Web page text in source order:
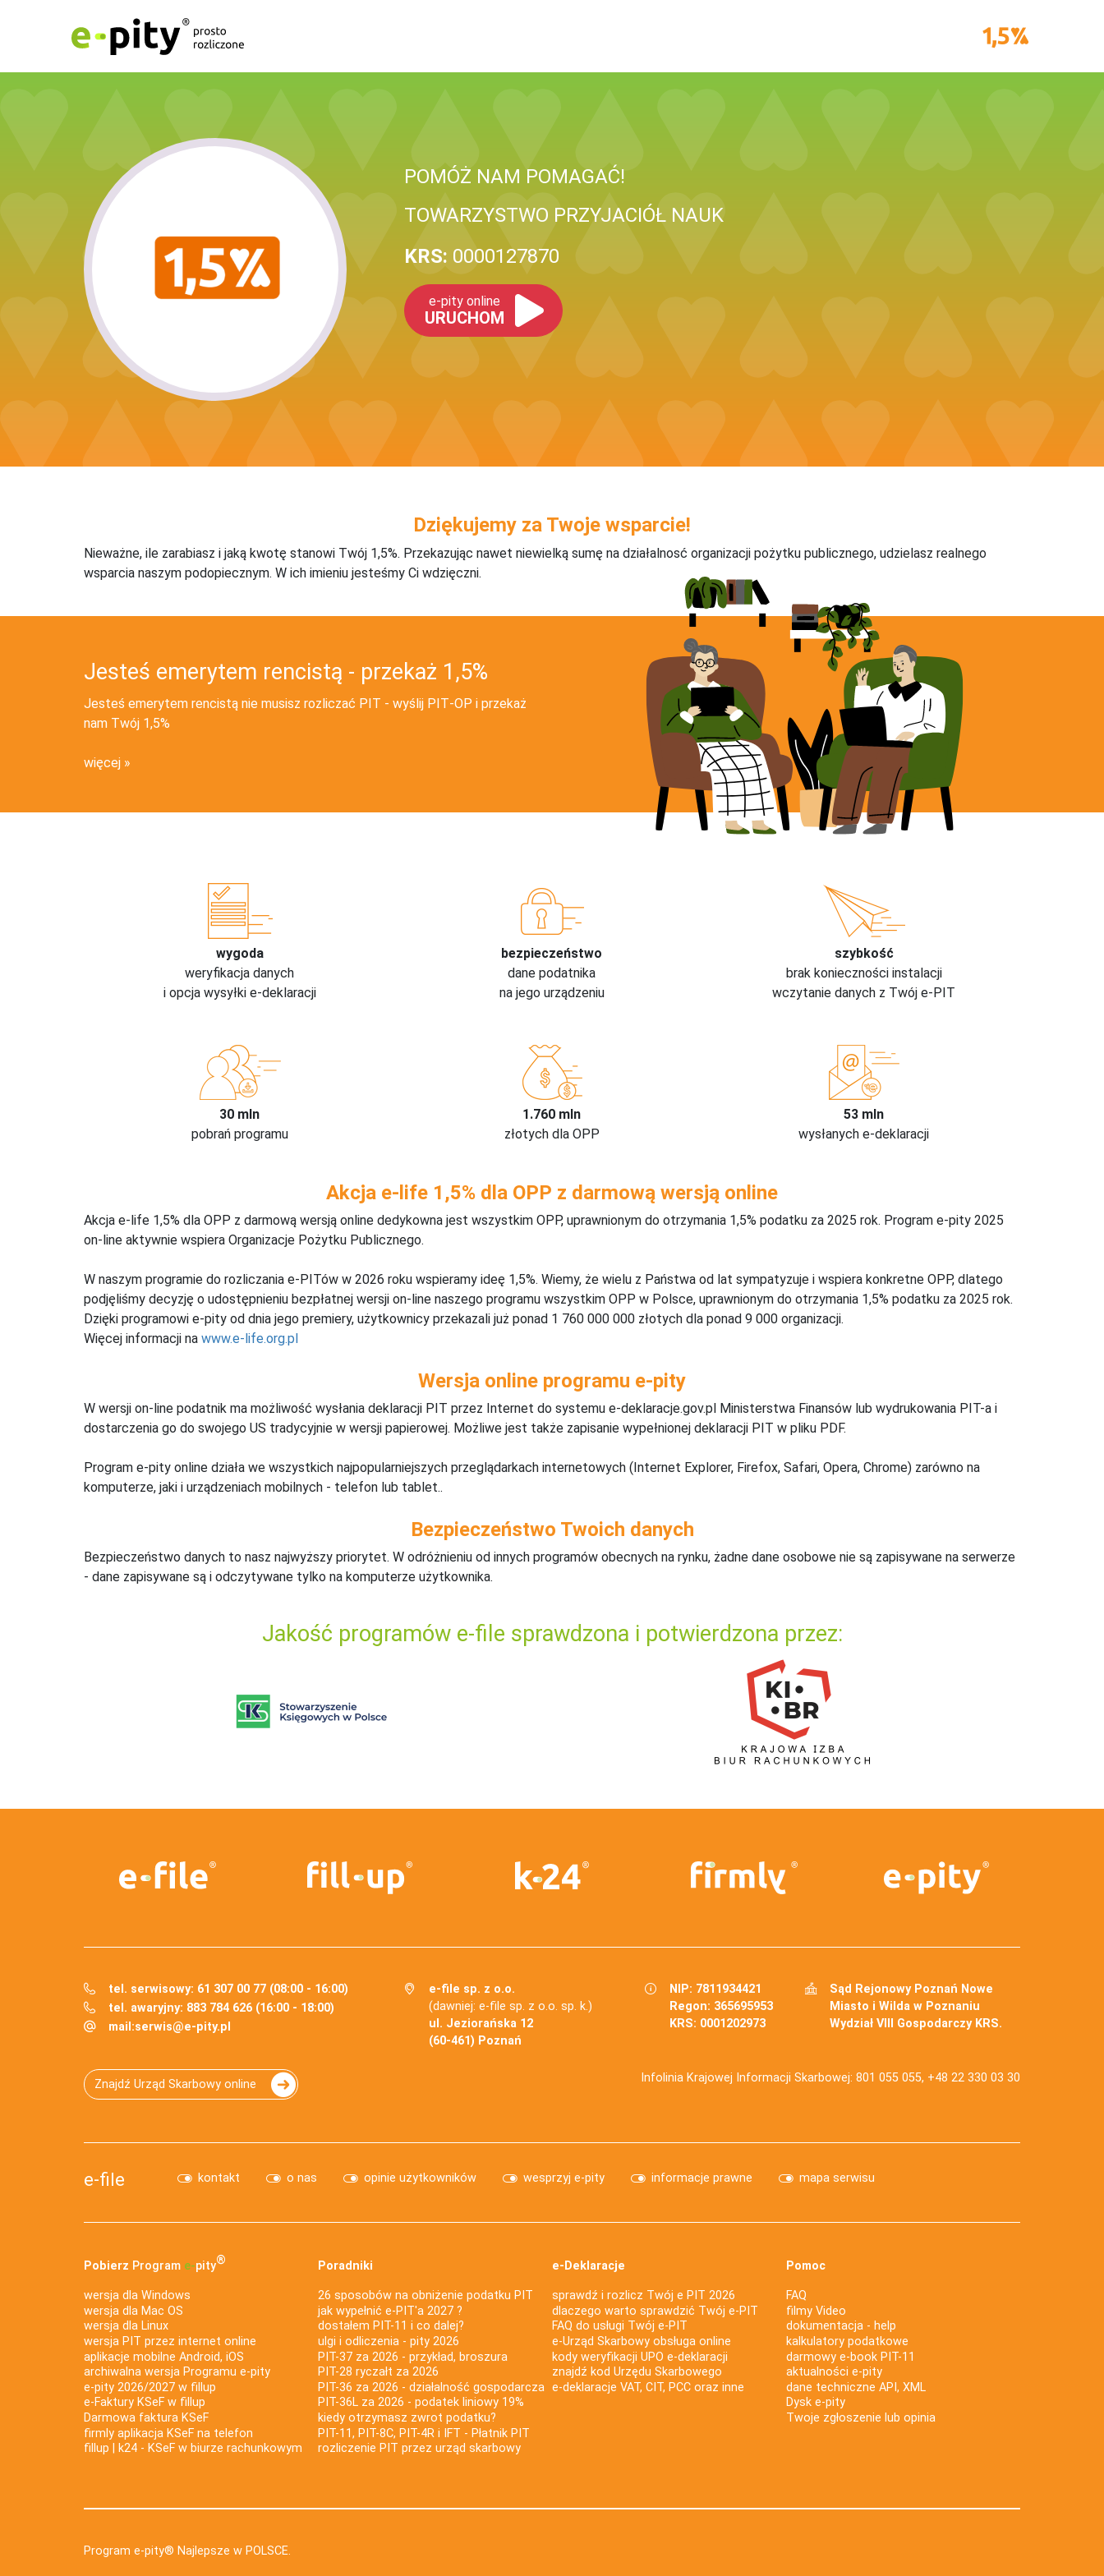
POMÓŻ NAM POMAGAĆ!
TOWARZYSTWO PRZYJACIÓŁ NAUK
KRS: 0000127870
e-pity online
URUCHOM
Dziękujemy za Twoje wsparcie!
Nieważne, ile zarabiasz i jaką kwotę stanowi Twój 1,5%. Przekazując nawet niewielką sumę na działalnosć organizacji pożytku publicznego, udzielasz realnego
wsparcia naszym podopiecznym. W ich imieniu jesteśmy Ci wdzięczni.
Jesteś emerytem rencistą - przekaż 1,5%
Jesteś emerytem rencistą nie musisz rozliczać PIT - wyślij PIT‑OP i przekaż
nam Twój 1,5%
więcej
wygoda
weryfikacja danych
i opcja wysyłki e-deklaracji
bezpieczeństwo
dane podatnika
na jego urządzeniu
szybkość
brak konieczności instalacji
wczytanie danych z Twój e-PIT
30 mln
pobrań programu
1.760 mln
złotych dla OPP
53 mln
wysłanych e-deklaracji
Akcja e-life 1,5% dla OPP z darmową wersją online
Akcja e-life 1,5% dla OPP z darmową wersją online dedykowna jest wszystkim OPP, uprawnionym do otrzymania 1,5% podatku za 2025 rok. Program e-pity 2025
on-line aktywnie wspiera Organizacje Pożytku Publicznego.
W naszym programie do rozliczania e-PITów w 2026 roku wspieramy ideę 1,5%. Wiemy, że wielu z Państwa od lat sympatyzuje i wspiera konkretne OPP, dlatego
podjęliśmy decyzję o udostępnieniu bezpłatnej wersji on-line naszego programu wszystkim OPP w Polsce, uprawnionym do otrzymania 1,5% podatku za 2025 rok.
Dzięki programowi e-pity od dnia jego premiery, użytkownicy przekazali już ponad 1 760 000 000 złotych dla ponad 9 000 organizacji.
Więcej informacji na www.e-life.org.pl
Wersja online programu e-pity
W wersji on-line podatnik ma możliwość wysłania deklaracji PIT przez Internet do systemu e-deklaracje.gov.pl Ministerstwa Finansów lub wydrukowania PIT-a i
dostarczenia go do swojego US tradycyjnie w wersji papierowej. Możliwe jest także zapisanie wypełnionej deklaracji PIT w pliku PDF.
Program e-pity online działa we wszystkich najpopularniejszych przeglądarkach internetowych (Internet Explorer, Firefox, Safari, Opera, Chrome) zarówno na
komputerze, jaki i urządzeniach mobilnych - telefon lub tablet..
Bezpieczeństwo Twoich danych
Bezpieczeństwo danych to nasz najwyższy priorytet. W odróżnieniu od innych programów obecnych na rynku, żadne dane osobowe nie są zapisywane na serwerze
- dane zapisywane są i odczytywane tylko na komputerze użytkownika.
Jakość programów e-file sprawdzona i potwierdzona przez:
tel. serwisowy: 61 307 00 77 (08:00 - 16:00)
tel. awaryjny: 883 784 626 (16:00 - 18:00)
mail:serwis@e-pity.pl
e-file sp. z o.o.
(dawniej: e-file sp. z o.o. sp. k.)
ul. Jeziorańska 12
(60-461) Poznań
NIP: 7811934421
Regon: 365695953
KRS: 0001202973
Sąd Rejonowy Poznań Nowe
Miasto i Wilda w Poznaniu
Wydział VIII Gospodarczy KRS.
Znajdź Urząd Skarbowy online Infolinia Krajowej Informacji Skarbowej: 801 055 055, +48 22 330 03 30
e-file kontakt o nas opinie użytkowników wesprzyj e-pity informacje prawne mapa serwisu
Pobierz Program e‑pity®
wersja dla Windows
wersja dla Mac OS
wersja dla Linux
wersja PIT przez internet online
aplikacje mobilne Android, iOS
archiwalna wersja Programu e-pity
e-pity 2026/2027 w fillup
e‑Faktury KSeF w fillup
Darmowa faktura KSeF
firmly aplikacja KSeF na telefon
fillup | k24 - KSeF w biurze rachunkowym
Poradniki
26 sposobów na obniżenie podatku PIT
jak wypełnić e-PIT'a 2027 ?
dostałem PIT-11 i co dalej?
ulgi i odliczenia - pity 2026
PIT-37 za 2026 - przykład, broszura
PIT-28 ryczałt za 2026
PIT-36 za 2026 - działalność gospodarcza
PIT-36L za 2026 - podatek liniowy 19%
kiedy otrzymasz zwrot podatku?
PIT-11, PIT-8C, PIT-4R i IFT - Płatnik PIT
rozliczenie PIT przez urząd skarbowy
e-Deklaracje
sprawdź i rozlicz Twój e PIT 2026
dlaczego warto sprawdzić Twój e-PIT
FAQ do usługi Twój e-PIT
e-Urząd Skarbowy obsługa online
kody weryfikacji UPO e-deklaracji
znajdź kod Urzędu Skarbowego
e-deklaracje VAT, CIT, PCC oraz inne
Pomoc
FAQ
filmy Video
dokumentacja - help
kalkulatory podatkowe
darmowy e-book PIT-11
aktualności e-pity
dane techniczne API, XML
Dysk e-pity
Twoje zgłoszenie lub opinia
Program e-pity® Najlepsze w POLSCE.